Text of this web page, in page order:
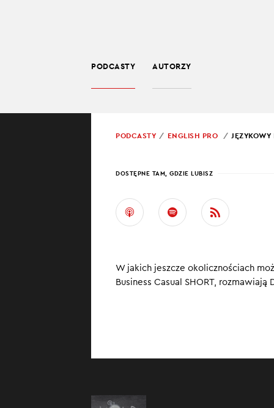
PODCASTY AUTORZY
PROWADZĄCY:
sytuacjach
„popełnić
PODCASTY
ENGLISH PRO JĘZYKOWY
DOSTĘPNE TAM, GDZIE LUBISZ
W jakich jeszcze okolicznościach
Business Casual SHORT, rozmawiają